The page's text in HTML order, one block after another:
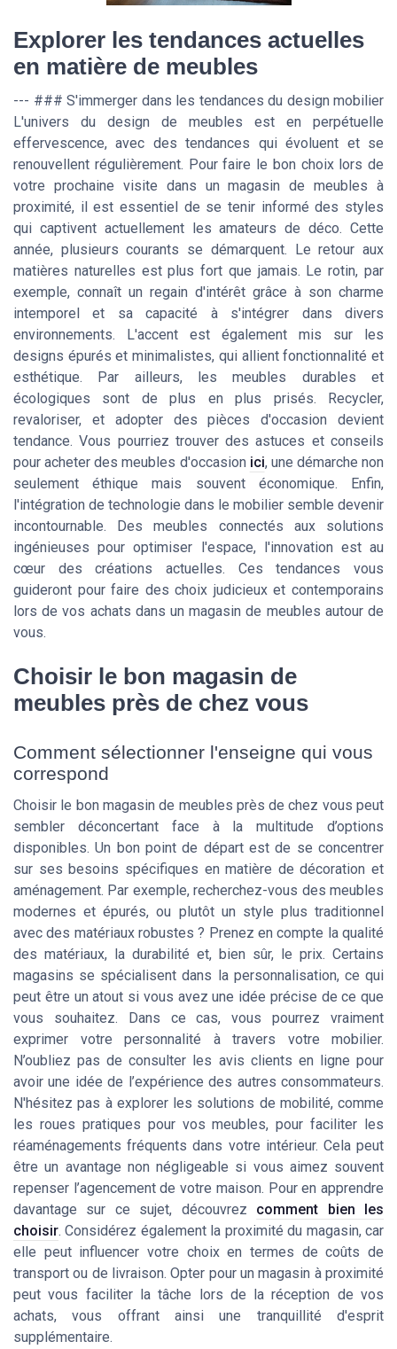
Explorer les tendances actuelles
en matière de meubles
--- ### S'immerger dans les tendances du design mobilier
L'univers du design de meubles est en perpétuelle
effervescence, avec des tendances qui évoluent et se
renouvellent régulièrement. Pour faire le bon choix lors de
votre prochaine visite dans un magasin de meubles à
proximité, il est essentiel de se tenir informé des styles
qui captivent actuellement les amateurs de déco. Cette
année, plusieurs courants se démarquent. Le retour aux
matières naturelles est plus fort que jamais. Le rotin, par
exemple, connaît un regain d'intérêt grâce à son charme
intemporel et sa capacité à s'intégrer dans divers
environnements. L'accent est également mis sur les
designs épurés et minimalistes, qui allient fonctionnalité et
esthétique. Par ailleurs, les meubles durables et
écologiques sont de plus en plus prisés. Recycler,
revaloriser, et adopter des pièces d'occasion devient
tendance. Vous pourriez trouver des astuces et conseils
pour acheter des meubles d'occasion ici, une démarche non
seulement éthique mais souvent économique. Enfin,
l'intégration de technologie dans le mobilier semble devenir
incontournable. Des meubles connectés aux solutions
ingénieuses pour optimiser l'espace, l'innovation est au
cœur des créations actuelles. Ces tendances vous
guideront pour faire des choix judicieux et contemporains
lors de vos achats dans un magasin de meubles autour de
vous.
Choisir le bon magasin de
meubles près de chez vous
Comment sélectionner l'enseigne qui vous
correspond
Choisir le bon magasin de meubles près de chez vous peut
sembler déconcertant face à la multitude d’options
disponibles. Un bon point de départ est de se concentrer
sur ses besoins spécifiques en matière de décoration et
aménagement. Par exemple, recherchez-vous des meubles
modernes et épurés, ou plutôt un style plus traditionnel
avec des matériaux robustes ? Prenez en compte la qualité
des matériaux, la durabilité et, bien sûr, le prix. Certains
magasins se spécialisent dans la personnalisation, ce qui
peut être un atout si vous avez une idée précise de ce que
vous souhaitez. Dans ce cas, vous pourrez vraiment
exprimer votre personnalité à travers votre mobilier.
N’oubliez pas de consulter les avis clients en ligne pour
avoir une idée de l’expérience des autres consommateurs.
N'hésitez pas à explorer les solutions de mobilité, comme
les roues pratiques pour vos meubles, pour faciliter les
réaménagements fréquents dans votre intérieur. Cela peut
être un avantage non négligeable si vous aimez souvent
repenser l’agencement de votre maison. Pour en apprendre
davantage sur ce sujet, découvrez comment bien les
choisir. Considérez également la proximité du magasin, car
elle peut influencer votre choix en termes de coûts de
transport ou de livraison. Opter pour un magasin à proximité
peut vous faciliter la tâche lors de la réception de vos
achats, vous offrant ainsi une tranquillité d'esprit
supplémentaire.